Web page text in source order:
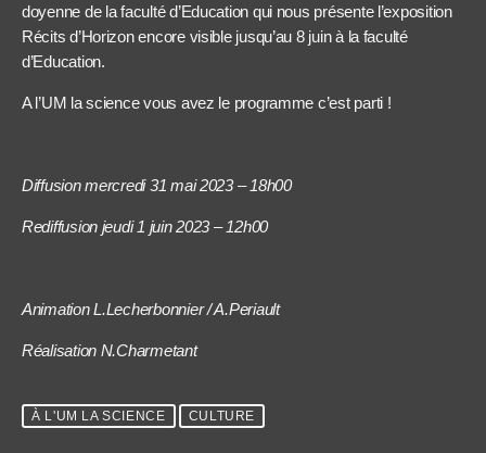
doyenne de la faculté d’Education qui nous présente l’exposition
Récits d’Horizon encore visible jusqu’au 8 juin à la faculté
d’Education.
A l’UM la science vous avez le programme c’est parti !
Diffusion mercredi 31 mai 2023 – 18h00
Rediffusion jeudi 1 juin 2023 – 12h00
Animation L.Lecherbonnier / A.Periault
Réalisation N.Charmetant
À L'UM LA SCIENCE CULTURE